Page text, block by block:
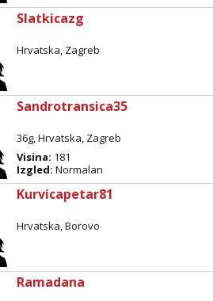
Slatkicazg
Hrvatska, Zagreb
Sandrotransica35
36g, Hrvatska, Zagreb
Visina: 181
Izgled: Normalan
Kurvicapetar81
Hrvatska, Borovo
Ramadana